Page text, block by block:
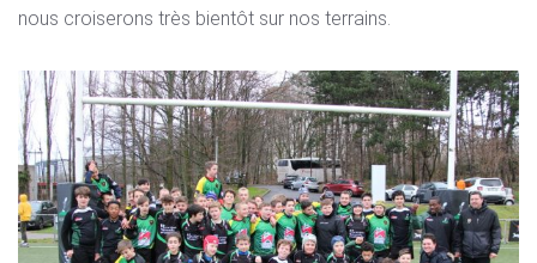
nous croiserons très bientôt sur nos terrains.